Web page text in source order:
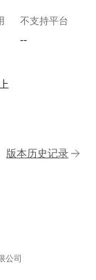
不支持平台
--
版本历史记录
公司